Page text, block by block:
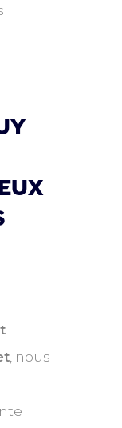
, nous